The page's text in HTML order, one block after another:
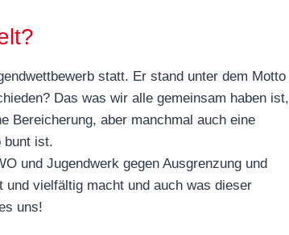
statt. Er stand unter dem Motto
Das was wir alle gemeinsam haben ist,
Bereicherung, aber manchmal auch eine
bunt ist.
und Jugendwerk gegen Ausgrenzung und
vielfältig macht und auch was dieser
uns!